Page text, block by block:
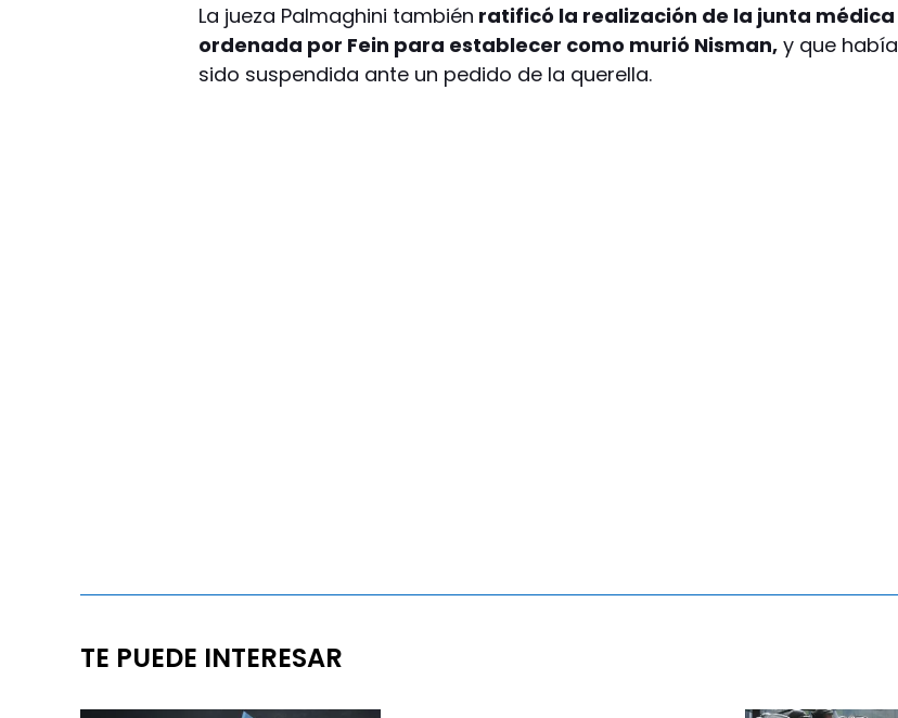
La jueza Palmaghini también ratificó la realización de la junta médica
ordenada por Fein para establecer como murió Nisman, y que había
sido suspendida ante un pedido de la querella.
TE PUEDE INTERESAR